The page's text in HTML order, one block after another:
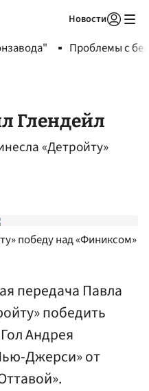
Новости
Проблемы с
Глендейл
«Детройту»
победу над «Финиксом»
передача Павла
победить
Андрея
Джерси» от